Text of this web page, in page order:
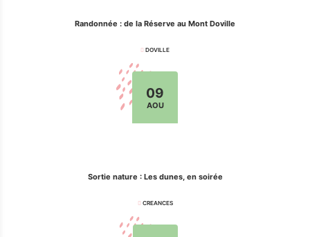
Randonnée : de la Réserve au Mont Doville
DOVILLE
09
AOU
Sortie nature : Les dunes, en soirée
CREANCES